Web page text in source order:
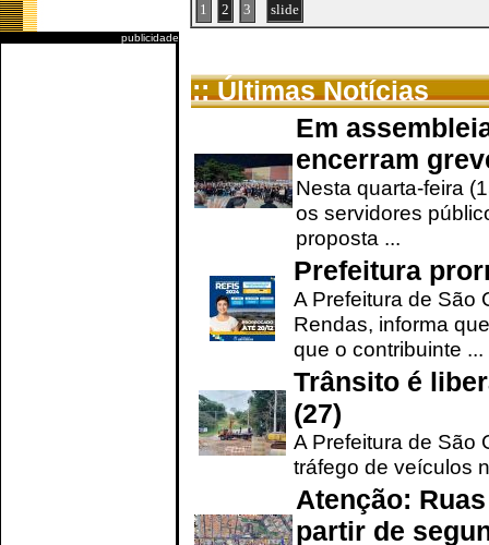
publicidade
1 2 3 slide
:: Últimas Notícias
Em
encerram
Nesta quarta-feira
os servidores
proposta ...
Prefeitura
A Prefeitura de São
Rendas, informa
que o contribuinte ...
Trânsito é
(27)
A Prefeitura de São
tráfego de veículos
Atenção:
partir de